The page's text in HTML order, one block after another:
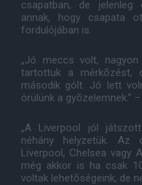
csapatban, de jelenleg
annak, hogy csapata
fordulójában is.
„Jó meccs volt,
tartottuk a mérkõzést,
második gólt. Jó lett
örülünk a gyõzelemnek.”
„A Liverpool jól
néhány helyzetük.
Liverpool, Chelsea vagy
még akkor is ha csak
voltak lehetõségeink, de